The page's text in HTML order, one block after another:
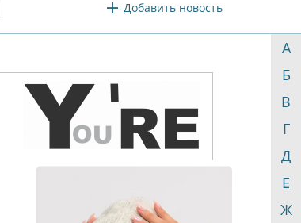
Добавить новость
А
Б
В
Г
Д
Е
Ж